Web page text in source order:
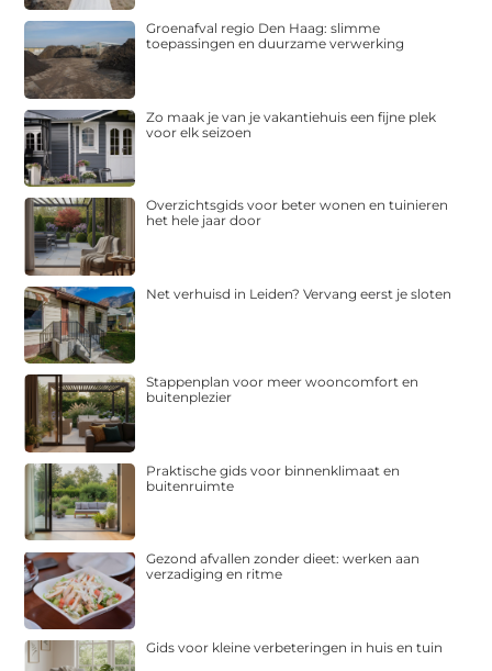
Groenafval regio Den Haag: slimme
toepassingen en duurzame verwerking
Zo maak je van je vakantiehuis een fijne plek
voor elk seizoen
Overzichtsgids voor beter wonen en tuinieren
het hele jaar door
Net verhuisd in Leiden? Vervang eerst je sloten
Stappenplan voor meer wooncomfort en
buitenplezier
Praktische gids voor binnenklimaat en
buitenruimte
Gezond afvallen zonder dieet: werken aan
verzadiging en ritme
Gids voor kleine verbeteringen in huis en tuin